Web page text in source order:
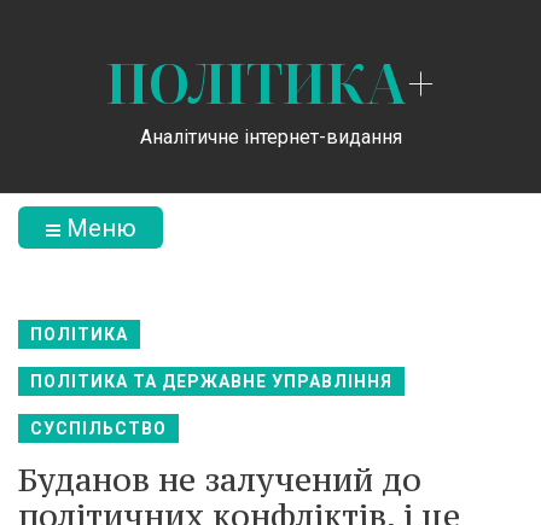
ПОЛІТИКА+
Аналітичне інтернет-видання
Меню
ПОЛІТИКА
ПОЛІТИКА ТА ДЕРЖАВНЕ УПРАВЛІННЯ
СУСПІЛЬСТВО
Буданов не залучений до
політичних конфліктів, і це